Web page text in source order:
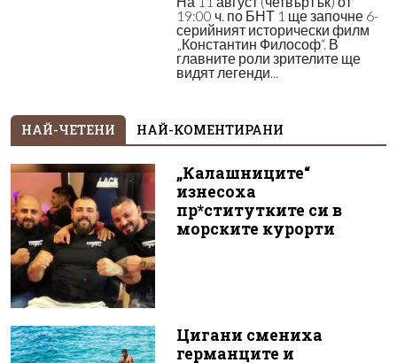
19:00 ч. по БНТ 1 ще започне 6-
серийният исторически филм
„Константин Философ“. В
главните роли зрителите ще
видят легенди...
НАЙ-ЧЕТЕНИ НАЙ-КОМЕНТИРАНИ
„Калашниците“
изнесоха
пр*ститутките си в
морските курорти
Цигани смениха
германците и